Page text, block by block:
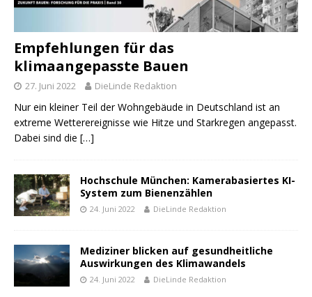
Empfehlungen für das
klimaangepasste Bauen
27. Juni 2022 DieLinde Redaktion
Nur ein kleiner Teil der Wohngebäude in Deutschland ist an
extreme Wetterereignisse wie Hitze und Starkregen angepasst.
Dabei sind die […]
Hochschule München: Kamerabasiertes KI-
System zum Bienenzählen
24. Juni 2022 DieLinde Redaktion
Mediziner blicken auf gesundheitliche
Auswirkungen des Klimawandels
24. Juni 2022 DieLinde Redaktion